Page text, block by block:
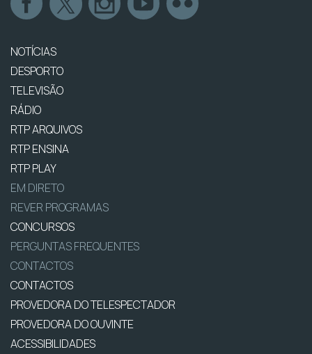
NOTÍCIAS
DESPORTO
TELEVISÃO
RÁDIO
RTP ARQUIVOS
RTP ENSINA
RTP PLAY
EM DIRETO
REVER PROGRAMAS
CONCURSOS
PERGUNTAS FREQUENTES
CONTACTOS
CONTACTOS
PROVEDORA DO TELESPECTADOR
PROVEDORA DO OUVINTE
ACESSIBILIDADES